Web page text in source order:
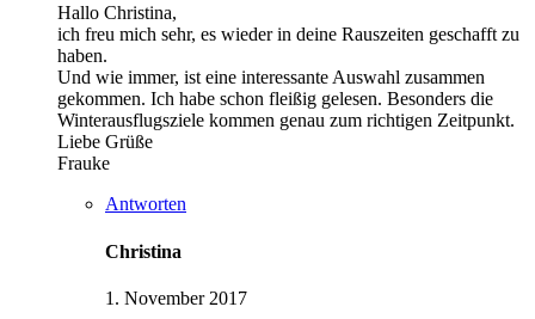
Hallo Christina,
ich freu mich sehr, es wieder in deine Rauszeiten geschafft zu
haben.
Und wie immer, ist eine interessante Auswahl zusammen
gekommen. Ich habe schon fleißig gelesen. Besonders die
Winterausflugsziele kommen genau zum richtigen Zeitpunkt.
Liebe Grüße
Frauke
Antworten
Christina
1. November 2017